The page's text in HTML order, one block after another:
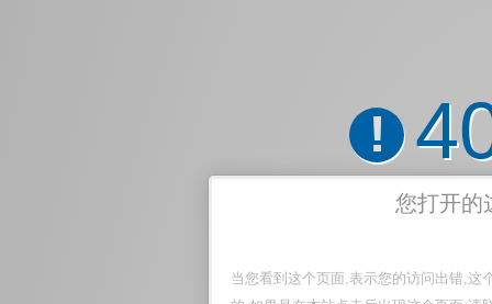
!
您打开的
当您看到这个页面,表示您的访问出错,这